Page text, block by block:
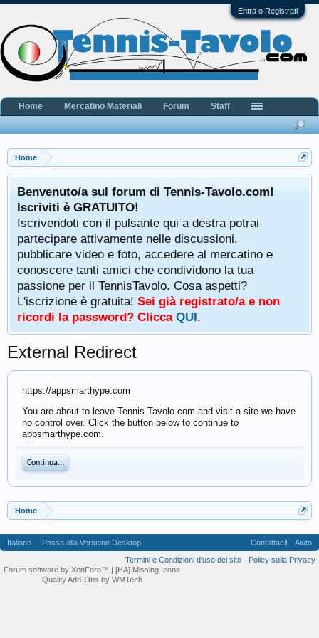
Entra o Registrati
Home
Benvenuto/a sul forum di Tennis-Tavolo.com!
Iscriviti è GRATUITO!
Iscrivendoti con il pulsante qui a destra potrai
partecipare attivamente nelle discussioni,
pubblicare video e foto, accedere al mercatino e
conoscere tanti amici che condividono la tua
passione per il TennisTavolo. Cosa aspetti?
L'iscrizione è gratuita! Sei già registrato/a e non
ricordi la password? Clicca QUI.
External Redirect
https://appsmarthype.com
You are about to leave Tennis-Tavolo.com and visit a site we have
no control over. Click the button below to continue to
appsmarthype.com.
Continua...
Home
Home Mercatino Materiali Forum Staff
Italiano Passa alla Versione Desktop Contattaci!
Aiuto
Termini e Condizioni d'uso del sito
Policy sulla Privacy
Forum software by XenForo™ | [HA] Missing Icons
Quality Add-Ons by WMTech